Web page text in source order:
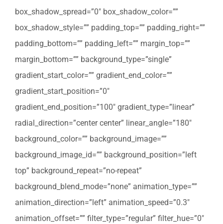
box_shadow_spread=”0″ box_shadow_color=””
box_shadow_style=”” padding_top=”” padding_right=””
padding_bottom=”” padding_left=”” margin_top=””
margin_bottom=”” background_type=”single”
gradient_start_color=”” gradient_end_color=””
gradient_start_position=”0″
gradient_end_position=”100″ gradient_type=”linear”
radial_direction=”center center” linear_angle=”180″
background_color=”” background_image=””
background_image_id=”” background_position=”left
top” background_repeat=”no-repeat”
background_blend_mode=”none” animation_type=””
animation_direction=”left” animation_speed=”0.3″
animation_offset=”” filter_type=”regular” filter_hue=”0″